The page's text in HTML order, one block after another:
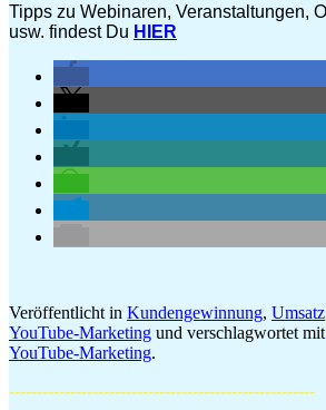
Tipps zu Webinaren, Veranstaltungen,
usw. findest Du HIER
Veröffentlicht in Kundengewinnung, Umsatz
YouTube-Marketing und verschlagwortet mit
YouTube-Marketing.
-------------------------------------------------------